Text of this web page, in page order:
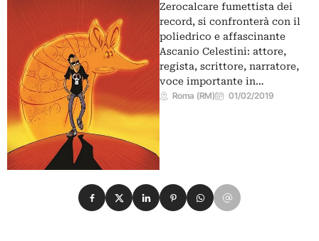
Zerocalcare fumettista dei
record, si confronterà con il
poliedrico e affascinante
Ascanio Celestini: attore,
regista, scrittore, narratore,
voce importante in…
Roma (RM) 01/02/2019
Condividi su Facebook
Condividi su X
Condividi su LinkedIn
Condividi su Pinterest
Condividi su WhatsApp
Condividi su Email